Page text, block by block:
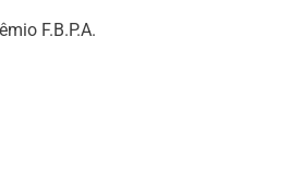
F.B.P.A.